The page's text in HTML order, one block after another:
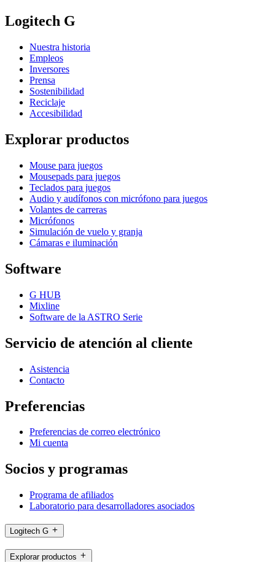
Logitech G
Nuestra historia
Empleos
Inversores
Prensa
Sostenibilidad
Reciclaje
Accesibilidad
Explorar productos
Mouse para juegos
Mousepads para juegos
Teclados para juegos
Audio y audífonos con micrófono para juegos
Volantes de carreras
Micrófonos
Simulación de vuelo y granja
Cámaras e iluminación
Software
G HUB
Mixline
Software de la ASTRO Serie
Servicio de atención al cliente
Asistencia
Contacto
Preferencias
Preferencias de correo electrónico
Mi cuenta
Socios y programas
Programa de afiliados
Laboratorio para desarrolladores asociados
Logitech G
Explorar productos